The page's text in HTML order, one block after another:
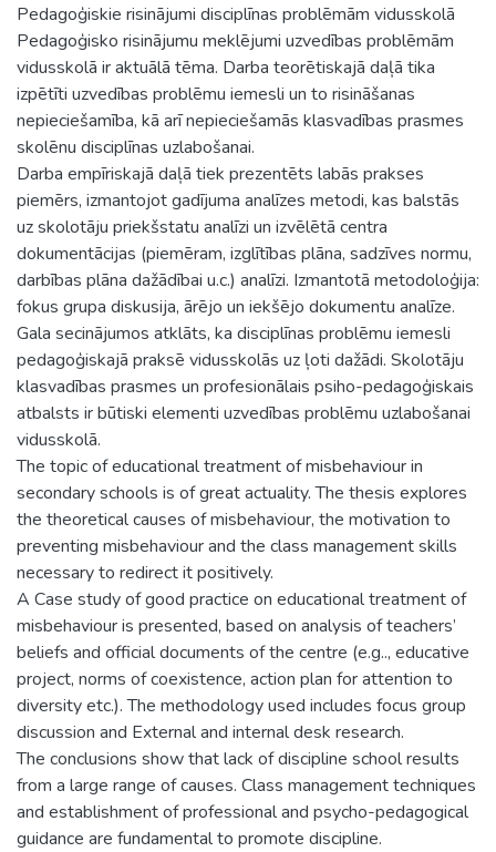
Pedagoģiskie risinājumi disciplīnas problēmām vidusskolā
Pedagoģisko risinājumu meklējumi uzvedības problēmām
vidusskolā ir aktuālā tēma. Darba teorētiskajā daļā tika
izpētīti uzvedības problēmu iemesli un to risināšanas
nepieciešamība, kā arī nepieciešamās klasvadības prasmes
skolēnu disciplīnas uzlabošanai.
Darba empīriskajā daļā tiek prezentēts labās prakses
piemērs, izmantojot gadījuma analīzes metodi, kas balstās
uz skolotāju priekšstatu analīzi un izvēlētā centra
dokumentācijas (piemēram, izglītības plāna, sadzīves normu,
darbības plāna dažādībai u.c.) analīzi. Izmantotā metodoloģija:
fokus grupa diskusija, ārējo un iekšējo dokumentu analīze.
Gala secinājumos atklāts, ka disciplīnas problēmu iemesli
pedagoģiskajā praksē vidusskolās uz ļoti dažādi. Skolotāju
klasvadības prasmes un profesionālais psiho-pedagoģiskais
atbalsts ir būtiski elementi uzvedības problēmu uzlabošanai
vidusskolā.
The topic of educational treatment of misbehaviour in
secondary schools is of great actuality. The thesis explores
the theoretical causes of misbehaviour, the motivation to
preventing misbehaviour and the class management skills
necessary to redirect it positively.
A Case study of good practice on educational treatment of
misbehaviour is presented, based on analysis of teachers’
beliefs and official documents of the centre (e.g.., educative
project, norms of coexistence, action plan for attention to
diversity etc.). The methodology used includes focus group
discussion and External and internal desk research.
The conclusions show that lack of discipline school results
from a large range of causes. Class management techniques
and establishment of professional and psycho-pedagogical
guidance are fundamental to promote discipline.